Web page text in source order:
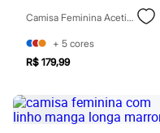
Cuecas
Meias
Pijamas
Moda praia
Personagens
Blusas e Camisetas
Calças
Camisas
Camisa Feminina Acetinada Oversized Amarela
+ 5 cores
R$ 179,99